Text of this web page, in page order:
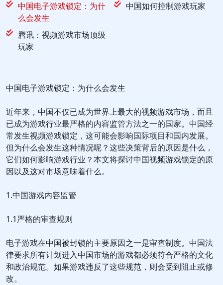
中国电子游戏锁定：为什
么会发生
中国如何控制游戏玩家
腾讯：视频游戏市场顶级
玩家
中国电子游戏锁定：为什么会发生
近年来，中国不仅已成为世界上最大的视频游戏市场，而且
已成为游戏行业最严格的内容监管方法之一的国家。中国经
常发生视频游戏锁定，这可能会影响国际项目和国内发展。
但为什么会发生这种情况呢？这些决策背后的原因是什么，
它们如何影响游戏行业？本文将探讨中国视频游戏锁定的原
因以及这对市场意味着什么。
1.中国游戏内容监管
1.1严格的审查规则
电子游戏在中国被封锁的主要原因之一是审查制度。中国法
律要求所有计划进入中国市场的游戏都必须符合严格的文化
和政治规范。如果游戏违反了这些规范，则会受到阻止或修
改。